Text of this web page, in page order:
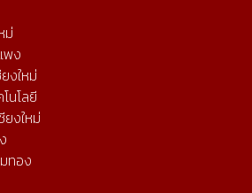
ม่
พง
งใหม่
นโลยี
งใหม่
ทอง